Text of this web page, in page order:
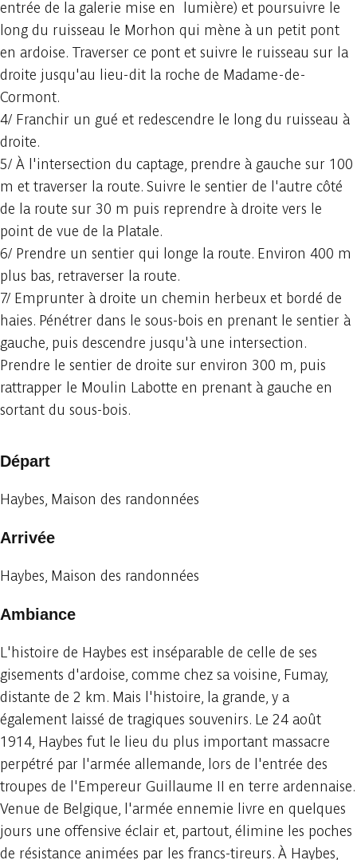
entrée de la galerie mise en lumière) et poursuivre le
long du ruisseau le Morhon qui mène à un petit pont
en ardoise. Traverser ce pont et suivre le ruisseau sur la
droite jusqu'au lieu-dit la roche de Madame-de-
Cormont.
4/ Franchir un gué et redescendre le long du ruisseau à
droite.
5/ À l'intersection du captage, prendre à gauche sur 100
m et traverser la route. Suivre le sentier de l'autre côté
de la route sur 30 m puis reprendre à droite vers le
point de vue de la Platale.
6/ Prendre un sentier qui longe la route. Environ 400 m
plus bas, retraverser la route.
7/ Emprunter à droite un chemin herbeux et bordé de
haies. Pénétrer dans le sous-bois en prenant le sentier à
gauche, puis descendre jusqu'à une intersection.
Prendre le sentier de droite sur environ 300 m, puis
rattrapper le Moulin Labotte en prenant à gauche en
sortant du sous-bois.
Départ
Haybes, Maison des randonnées
Arrivée
Haybes, Maison des randonnées
Ambiance
L'histoire de Haybes est inséparable de celle de ses
gisements d'ardoise, comme chez sa voisine, Fumay,
distante de 2 km. Mais l'histoire, la grande, y a
également laissé de tragiques souvenirs. Le 24 août
1914, Haybes fut le lieu du plus important massacre
perpétré par l'armée allemande, lors de l'entrée des
troupes de l'Empereur Guillaume II en terre ardennaise.
Venue de Belgique, l'armée ennemie livre en quelques
jours une offensive éclair et, partout, élimine les poches
de résistance animées par les francs-tireurs. À Haybes,